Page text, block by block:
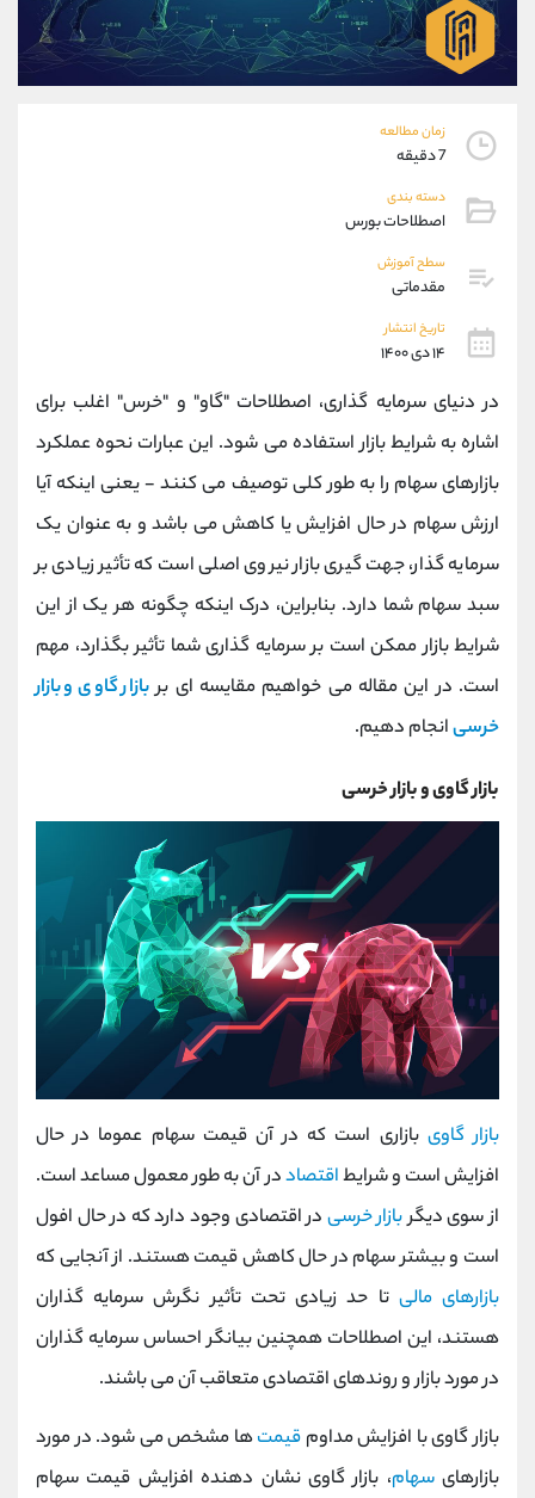
زمان مطالعه
7 دقیقه
دسته بندی
اصطلاحات بورس
سطح آموزش
مقدماتی
تاریخ انتشار
۱۴ دی ۱۴۰۰
در دنیای سرمایه گذاری، اصطلاحات "گاو" و "خرس" اغلب برای
اشاره به شرایط بازار استفاده می شود. این عبارات نحوه عملکرد
بازارهای سهام را به طور کلی توصیف می کنند - یعنی اینکه آیا
ارزش سهام در حال افزایش یا کاهش می باشد و به عنوان یک
سرمایه گذار، جهت گیری بازار نیروی اصلی است که تأثیر زیادی بر
سبد سهام شما دارد. بنابراین، درک اینکه چگونه هر یک از این
شرایط بازار ممکن است بر سرمایه گذاری شما تأثیر بگذارد، مهم
است. در این مقاله می خواهیم مقایسه ای بربازار گاوی و بازار
خرسیانجام دهیم.
بازار گاوی و بازار خرسی
بازار گاوی بازاری است که در آن قیمت سهام عموما در حال
افزایش است و شرایطاقتصاددر آن به طور معمول مساعد است.
از سوی دیگربازار خرسی در اقتصادی وجود دارد که در حال افول
است و بیشتر سهام در حال کاهش قیمت هستند. از آنجایی که
بازارهای مالی تا حد زیادی تحت تأثیر نگرش سرمایه گذاران
هستند، این اصطلاحات همچنین بیانگر احساس سرمایه گذاران
در مورد بازار و روندهای اقتصادی متعاقب آن می باشند.
بازار گاوی با افزایش مداوم قیمتها مشخص می شود. در مورد
بازارهایسهام، بازار گاوی نشان دهنده افزایش قیمت سهام
09194198792
واتساپ شروع گفتگو
تلگرام @Armteam_admin_33
پشتیبان فروش
موبایل
واتساپ
داخلی
اطلاعات تماس (دفتر فروش)
021-22021030
بدون پیش شماره 90001030
اینستاگرام @alireza.mehrabii
کانال تلگرام @alirezamehrabi_com